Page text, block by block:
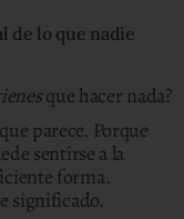
de lo que nadie
que hacer nada?
parece. Porque
sentirse a la
forma.
significado.